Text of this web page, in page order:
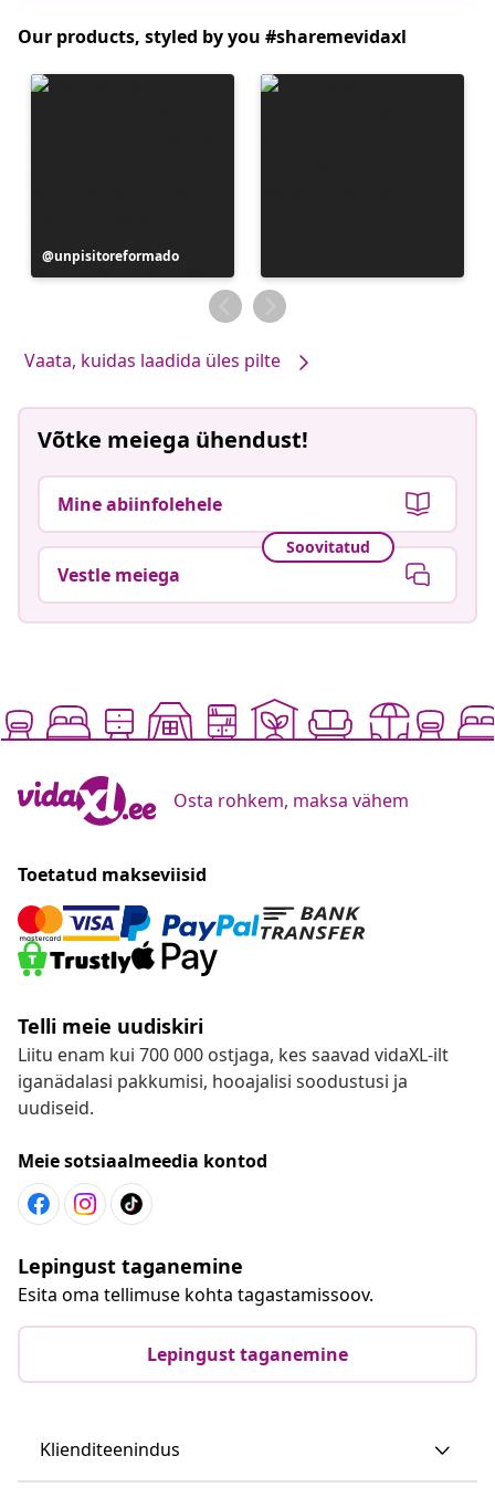
Our products, styled by you #sharemevidaxl
Postitus
avaldatud
unpisitoreformado
Vaata, kuidas laadida üles pilte
Võtke meiega ühendust!
Mine abiinfolehele
Soovitatud
Vestle meiega
Osta rohkem, maksa vähem
Toetatud makseviisid
Telli meie uudiskiri
Liitu enam kui 700 000 ostjaga, kes saavad vidaXL-ilt
iganädalasi pakkumisi, hooajalisi soodustusi ja
uudiseid.
Meie sotsiaalmeedia kontod
Lepingust taganemine
Esita oma tellimuse kohta tagastamissoov.
Lepingust taganemine
Klienditeenindus